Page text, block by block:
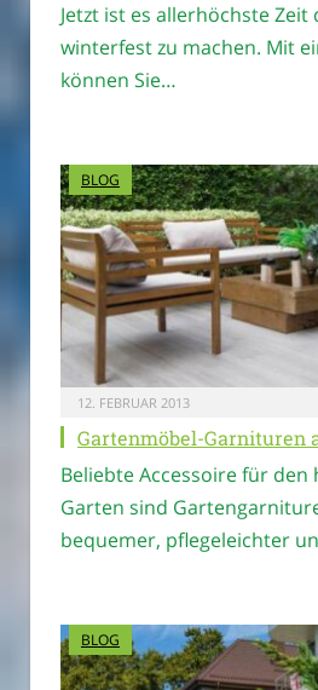
Jetzt ist es allerhöchste Zeit
winterfest zu machen. Mit
können Sie…
BLOG
12. FEBRUAR 2013
Gartenmöbel-Garnituren
Beliebte Accessoire für den
Garten sind
bequemer, pflegeleichter
BLOG